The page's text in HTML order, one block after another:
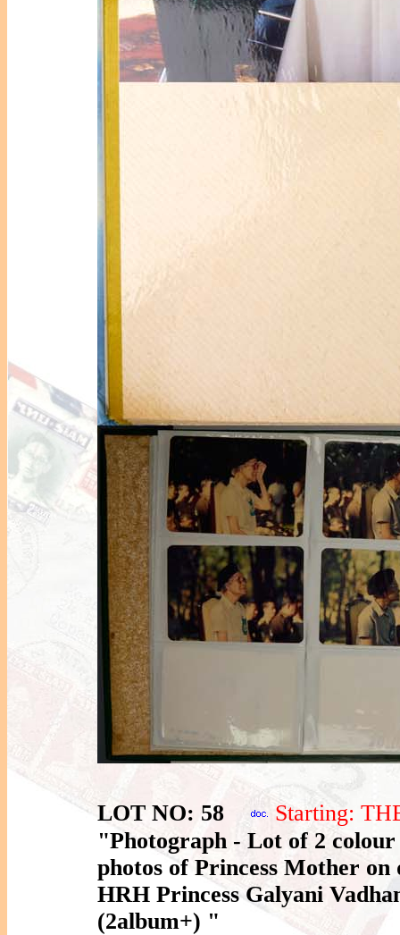
LOT NO: 58
Starting:
"Photograph - Lot of 2 colour
photos of Princess Mother on
HRH Princess Galyani
(2album+) "